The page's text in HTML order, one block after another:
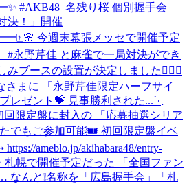
名残り桜 個別握手会
決！」開催
今週末幕張メッセで開催予定
#永野芹佳 と麻雀で一局対決ができ
ブースの設置が決定しました✊🏻🎯
さまに 「永野芹佳限定ハーフサイ
レゼント💝 見事勝利された...⋱
限定盤に封入の 「応募抽選シリア
でもご参加可能🎟️ 初回限定盤イベ
ameblo.jp/akihabara48/entry-
札幌で開催予定だった 「全国ファン
なんと❕名称を「広島握手会」「札